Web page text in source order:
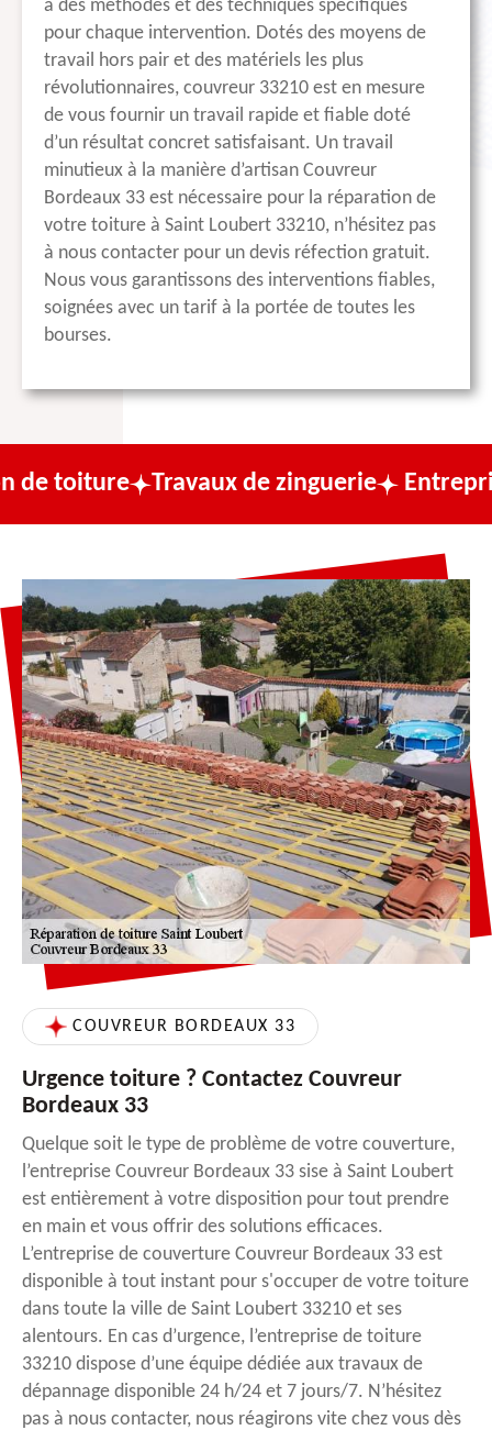
à des méthodes et des techniques spécifiques
pour chaque intervention. Dotés des moyens de
travail hors pair et des matériels les plus
révolutionnaires, couvreur 33210 est en mesure
de vous fournir un travail rapide et fiable doté
d’un résultat concret satisfaisant. Un travail
minutieux à la manière d’artisan Couvreur
Bordeaux 33 est nécessaire pour la réparation de
votre toiture à Saint Loubert 33210, n’hésitez pas
à nous contacter pour un devis réfection gratuit.
Nous vous garantissons des interventions fiables,
soignées avec un tarif à la portée de toutes les
bourses.
Travaux de zinguerie Entreprise de
COUVREUR BORDEAUX 33
Urgence toiture ? Contactez Couvreur
Bordeaux 33
Quelque soit le type de problème de votre couverture,
l’entreprise Couvreur Bordeaux 33 sise à Saint Loubert
est entièrement à votre disposition pour tout prendre
en main et vous offrir des solutions efficaces.
L’entreprise de couverture Couvreur Bordeaux 33 est
disponible à tout instant pour s'occuper de votre toiture
dans toute la ville de Saint Loubert 33210 et ses
alentours. En cas d’urgence, l’entreprise de toiture
33210 dispose d’une équipe dédiée aux travaux de
dépannage disponible 24 h/24 et 7 jours/7. N’hésitez
pas à nous contacter, nous réagirons vite chez vous dès